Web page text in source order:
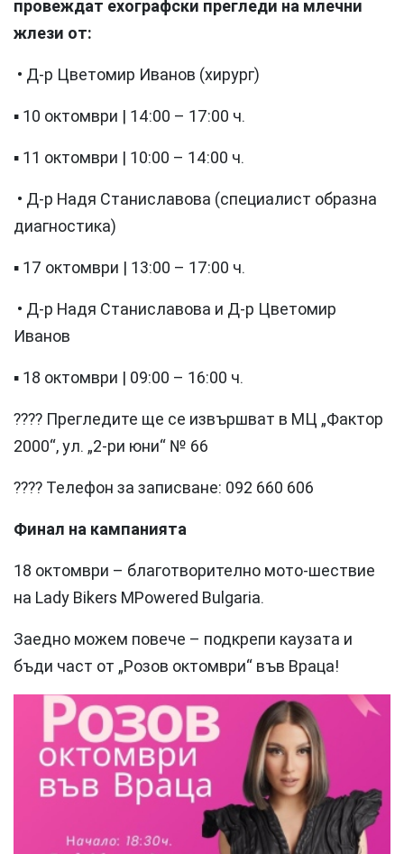
провеждат ехографски прегледи на млечни
жлези от:
• Д-р Цветомир Иванов (хирург)
▪️ 10 октомври | 14:00 – 17:00 ч.
▪️ 11 октомври | 10:00 – 14:00 ч.
• Д-р Надя Станиславова (специалист образна
диагностика)
▪️ 17 октомври | 13:00 – 17:00 ч.
• Д-р Надя Станиславова и Д-р Цветомир
Иванов
▪️ 18 октомври | 09:00 – 16:00 ч.
???? Прегледите ще се извършват в МЦ „Фактор
2000“, ул. „2-ри юни“ № 66
???? Телефон за записване: 092 660 606
Финал на кампанията
18 октомври – благотворително мото-шествие
на Lady Bikers MPowered Bulgaria.
Заедно можем повече – подкрепи каузата и
бъди част от „Розов октомври“ във Враца!